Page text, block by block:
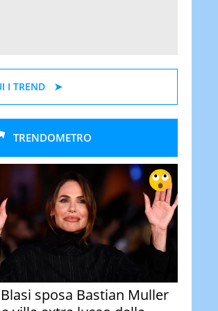
I TREND
TRENDOMETRO
sposa Bastian Muller